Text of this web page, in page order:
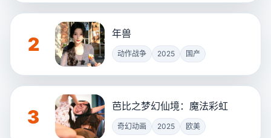
2 年兽
动作战争 2025 国产
3 芭比之梦幻仙境：魔法彩虹
奇幻动画 2025 欧美